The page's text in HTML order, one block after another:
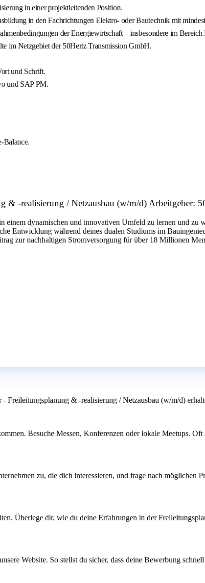
in einer projektleitenden Position.
in den Fachrichtungen Elektro- oder Bautechnik mit
der Energiewirtschaft – insbesondere im
im Netzgebiet der 50Hertz Transmission GmbH.
und Schrift.
und SAP PM.
Balance.
-realisierung / Netzausbau (w/m/d) Arbeitgeber:
dynamischen und innovativen Umfeld zu lernen und zu
Entwicklung während deines dualen Studiums im
zur nachhaltigen Stromversorgung für über 18 Millionen
Freileitungsplanung & -realisierung / Netzausbau (w/m/d)
Besuche Messen, Konferenzen oder lokale Meetups.
zu, die dich interessieren, und frage nach möglichen
Überlege dir, wie du deine Erfahrungen in der
Website. So stellst du sicher, dass deine Bewerbung